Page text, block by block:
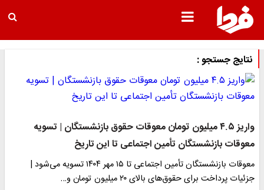
نتایج جستجو :
واریز ۴.۵ میلیون تومان معوقات حقوق بازنشستگان | تسویه
معوقات بازنشستگان تأمین اجتماعی تا این تاریخ
معوقات بازنشستگان تأمین اجتماعی تا ۱۵ مهر ۱۴۰۴ تسویه می‌شود |
جزئیات پرداخت برای حقوق‌های بالای ۲۰ میلیون تومان و…